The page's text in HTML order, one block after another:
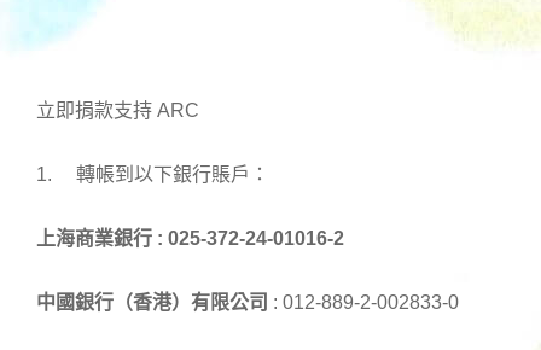
立即捐款支持 ARC
1. 轉帳到以下銀行賬戶：
上海商業銀行 : 025-372-24-01016-2
中國銀行（香港）有限公司 : 012-889-2-002833-0